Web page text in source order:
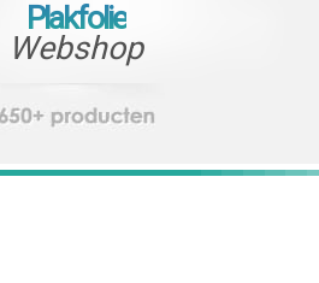
Plakfolie
Webshop